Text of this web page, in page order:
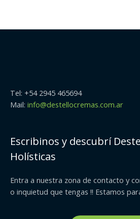
Tel: +54 2945 465694
Mail: info@destellocremas.com.ar
Escribinos y descubrí
Holísticas
Entra a nuestra zona de contacto y
o inquietud que tengas !! Estamos